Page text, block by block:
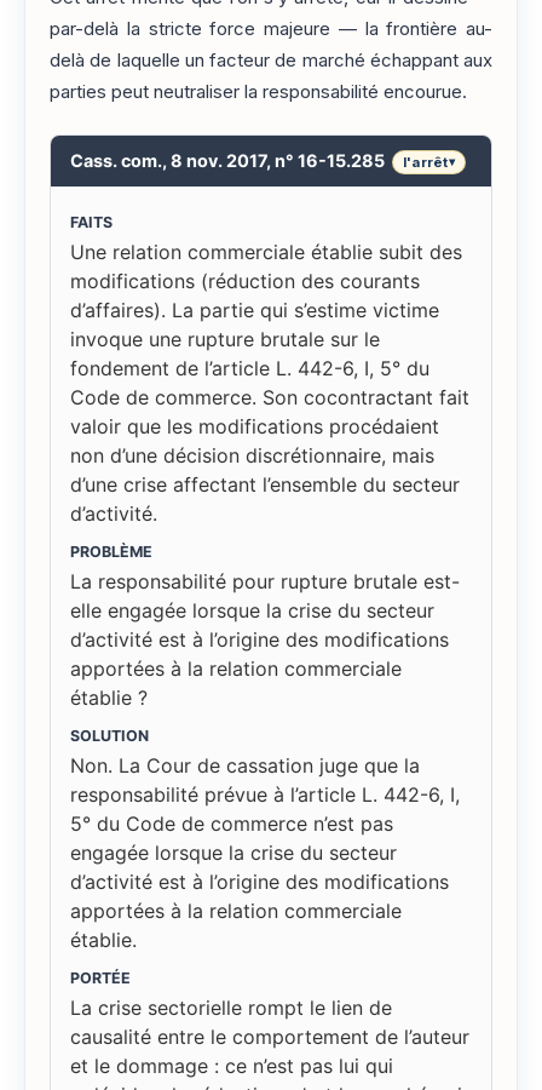
par-delà la stricte force majeure — la frontière au-
delà de laquelle un facteur de marché échappant aux
parties peut neutraliser la responsabilité encourue.
Cass. com., 8 nov. 2017, n° 16-15.285 l'arrêt▾
FAITS
Une relation commerciale établie subit des
modifications (réduction des courants
d’affaires). La partie qui s’estime victime
invoque une rupture brutale sur le
fondement de l’article L. 442-6, I, 5° du
Code de commerce. Son cocontractant fait
valoir que les modifications procédaient
non d’une décision discrétionnaire, mais
d’une crise affectant l’ensemble du secteur
d’activité.
PROBLÈME
La responsabilité pour rupture brutale est-
elle engagée lorsque la crise du secteur
d’activité est à l’origine des modifications
apportées à la relation commerciale
établie ?
SOLUTION
Non. La Cour de cassation juge que la
responsabilité prévue à l’article L. 442-6, I,
5° du Code de commerce n’est pas
engagée lorsque la crise du secteur
d’activité est à l’origine des modifications
apportées à la relation commerciale
établie.
PORTÉE
La crise sectorielle rompt le lien de
causalité entre le comportement de l’auteur
et le dommage : ce n’est pas lui qui